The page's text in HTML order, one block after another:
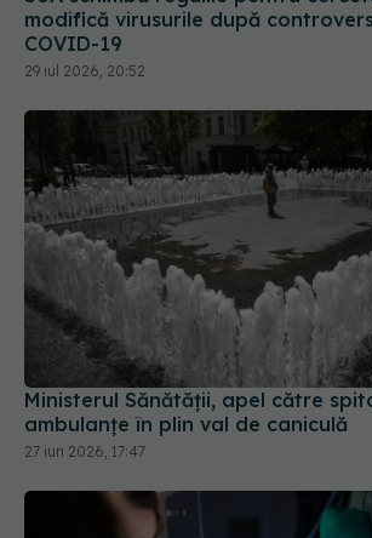
modifică virusurile după
COVID-19
29 iul 2026, 20:52
Ministerul Sănătății, apel către
ambulanțe în plin val de caniculă
27 iun 2026, 17:47